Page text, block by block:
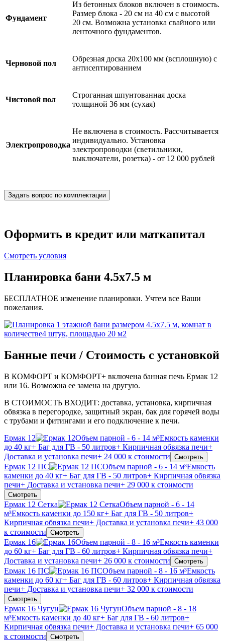
Фундамент
Из бетонных блоков включен в стоимость.
Размер блока - 20 см на 40 см с высотой
20 см. Возможна установка свайного или
ленточного фундаментов.
Черновой пол
Обрезная доска 20х100 мм (всплошную) с
антисептированием
Чистовой пол
Строганная шпунтованная доска
толщиной 36 мм (сухая)
Электропроводка
Не включена в стоимость. Рассчитывается
индивидуально. Установка
электропроводки (светильники,
выключатели, розетка) - от 12 000 рублей
Задать вопрос по комплектации
Оформить в кредит или маткапитал
Смотреть условия
Планировка бани 4.5х7.5 м
БЕСПЛАТНОЕ изменение планировки. Учтем все Ваши
пожелания.
Банные печи / Стоимость с установкой
В КОМФОРТ и КОМФОРТ+ включена банная печь Ермак 12
или 16. Возможна ее замена на другую.
В СТОИМОСТЬ ВХОДИТ: доставка, установка, кирпичная
обвязка в перегородке, защитный экран, бак для горячей воды
с трубами и фитингами и его подключение к печи.
Ермак 12
Объем парной - 6 - 14 м³Емкость каменки
до 40 кг+ Баг для ГВ - 50 литров+ Кирпичная обвязка печи+
Доставка и установка печи+ 24 000 к стоимости Смотреть
Ермак 12 ПС Объем парной - 6 - 14 м³Емкость
каменки до 40 кг+ Баг для ГВ - 50 литров+ Кирпичная обвязка
печи+ Доставка и установка печи+ 29 000 к стоимости
Смотреть
Ермак 12 Сетка
Объем парной - 6 - 14
м³Емкость каменки до 150 кг+ Баг для ГВ - 50 литров+
Кирпичная обвязка печи+ Доставка и установка печи+ 43 000
к стоимости Смотреть
Ермак 16 Объем парной - 8 - 16 м³Емкость каменки
до 60 кг+ Баг для ГВ - 60 литров+ Кирпичная обвязка печи+
Доставка и установка печи+ 26 000 к стоимости Смотреть
Ермак 16 ПС Объем парной - 8 - 16 м³Емкость
каменки до 60 кг+ Баг для ГВ - 60 литров+ Кирпичная обвязка
печи+ Доставка и установка печи+ 32 000 к стоимости
Смотреть
Ермак 16 Чугун
Объем парной - 8 - 18
м³Емкость каменки до 40 кг+ Баг для ГВ - 60 литров+
Кирпичная обвязка печи+ Доставка и установка печи+ 65 000
к стоимости Смотреть